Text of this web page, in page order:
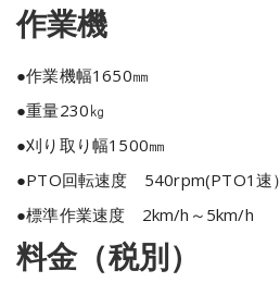
作業機
●作業機幅1650㎜
●重量230㎏
●刈り取り幅1500㎜
●PTO回転速度 540rpm(PTO1速）
●標準作業速度 2km/h～5km/h
料金（税別）